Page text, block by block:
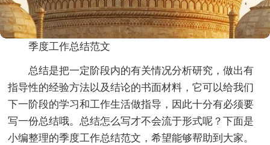
季度工作总结范文
总结是把一定阶段内的有关情况分析研究，做出有
指导性的经验方法以及结论的书面材料，它可以给我们
下一阶段的学习和工作生活做指导，因此十分有必须要
写一份总结哦。总结怎么写才不会流于形式呢？下面是
小编整理的季度工作总结范文，希望能够帮助到大家。